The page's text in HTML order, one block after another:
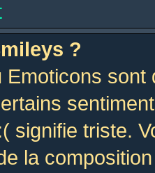
?
Emoticons
signifie triste.
la